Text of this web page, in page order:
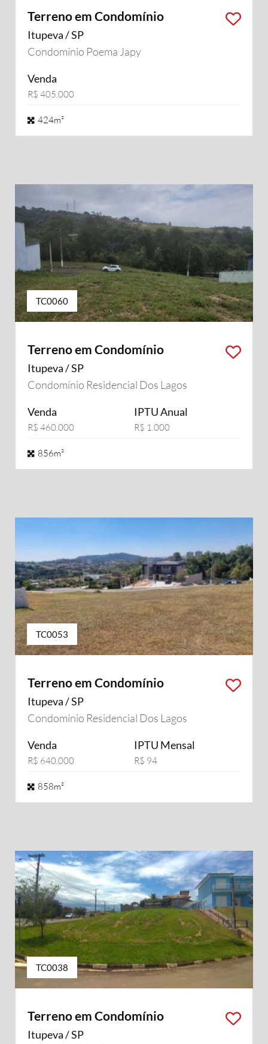
Terreno em Condomínio
Itupeva / SP
Condomínio Poema Japy
Venda
R$ 405.000
424m²
TC0060
Terreno em Condomínio
Itupeva / SP
Condomínio Residencial Dos Lagos
Venda
R$ 460.000
IPTU Anual
R$ 1.000
856m²
TC0053
Terreno em Condomínio
Itupeva / SP
Condomínio Residencial Dos Lagos
Venda
R$ 640.000
IPTU Mensal
R$ 94
858m²
TC0038
Terreno em Condomínio
Itupeva / SP